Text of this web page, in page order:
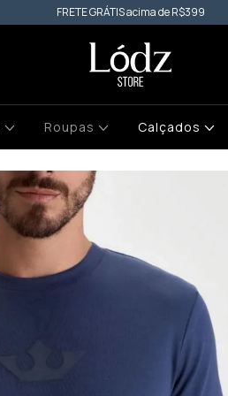
FRETE GRÁTIS acima de R$399
Roupas Calçados